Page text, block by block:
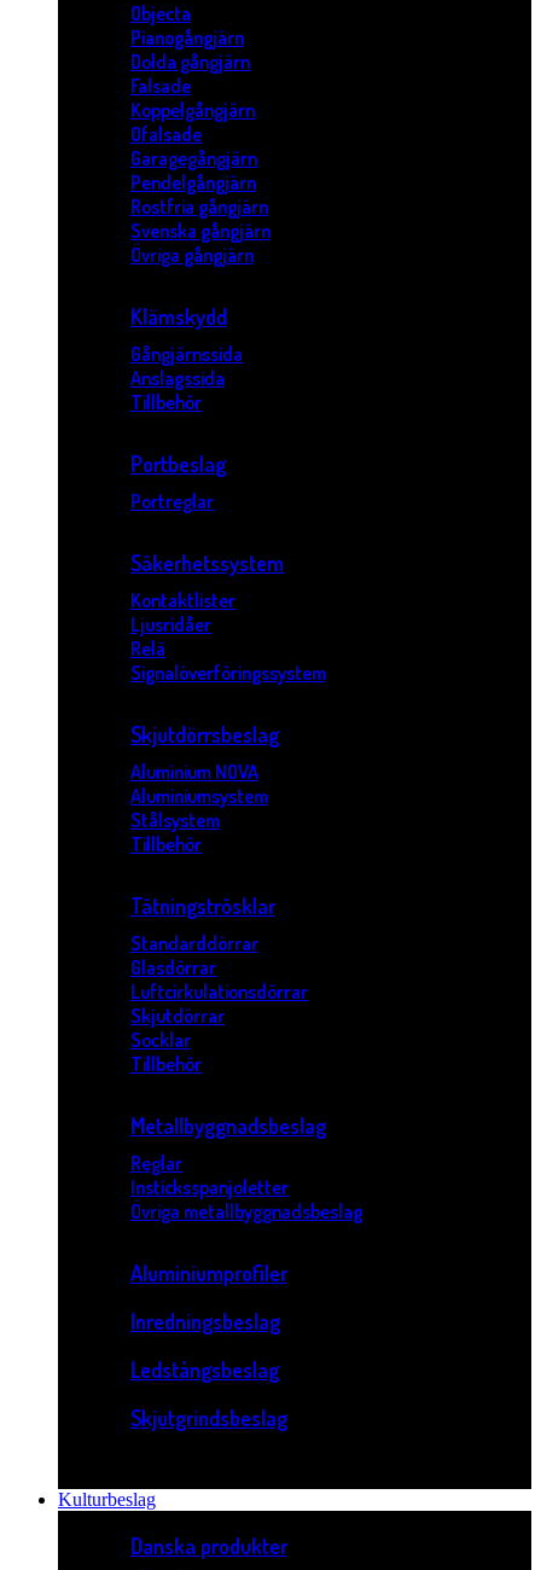
Objecta
Pianogångjärn
Dolda gångjärn
Falsade
Koppelgångjärn
Ofalsade
Garagegångjärn
Pendelgångjärn
Rostfria gångjärn
Svenska gångjärn
Övriga gångjärn
Klämskydd
Gångjärnssida
Anslagssida
Tillbehör
Portbeslag
Portreglar
Säkerhetssystem
Kontaktlister
Ljusridåer
Relä
Signalöverföringssystem
Skjutdörrsbeslag
Aluminium NOVA
Aluminiumsystem
Stålsystem
Tillbehör
Tätningströsklar
Standarddörrar
Glasdörrar
Luftcirkulationsdörrar
Skjutdörrar
Socklar
Tillbehör
Metallbyggnadsbeslag
Reglar
Insticksspanjoletter
Övriga metallbyggnadsbeslag
Aluminiumprofiler
Inredningsbeslag
Ledstångsbeslag
Skjutgrindsbeslag
Kulturbeslag
Danska produkter